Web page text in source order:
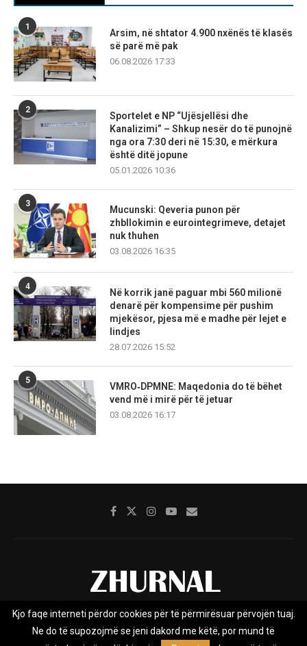
1
Arsim, në shtator 4.900 nxënës të klasës
së parë më pak
06.08.2026 17:33
2
Sportelet e NP “Ujësjellësi dhe
Kanalizimi” – Shkup nesër do të punojnë
nga ora 7:30 deri në 15:30, e mërkura
është ditë jopune
05.01.2026 10:36
3
Mucunski: Qeveria punon për
zhbllokimin e eurointegrimeve, detajet
nuk thuhen
03.08.2026 16:35
4
Në korrik janë paguar mbi 560 milionë
denarë për kompensime për pushim
mjekësor, pjesa më e madhe për lejet e
lindjes
28.07.2026 15:52
5
VMRO‑DPMNE: Maqedonia do të bëhet
vend më i mirë për të jetuar
03.08.2026 16:17
Rreth nesh Impresumi Marketing
Kontakt
Privacy Policy
Kjo faqe interneti përdor cookies për të përmirësuar përvojën tuaj.
Ne do të supozojmë se jeni dakord me këtë, por mund të